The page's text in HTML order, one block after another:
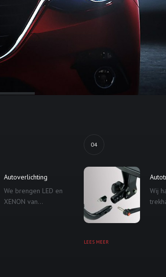
Autoverlichting
We brengen LED en
XENON van...
04
Wij
LEES MEER